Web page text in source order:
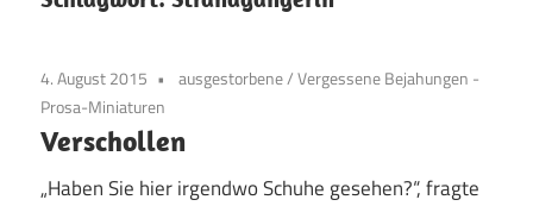
4. August 2015 ausgestorbene/Vergessene Bejahungen -
Prosa-Miniaturen
Verschollen
„Haben Sie hier irgendwo Schuhe gesehen?“, fragte